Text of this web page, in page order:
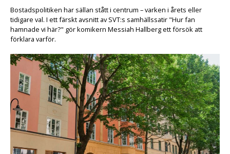
Bostadspolitiken har sällan stått i centrum – varken i årets eller
tidigare val. I ett färskt avsnitt av SVT:s samhällssatir "Hur fan
hamnade vi här?" gör komikern Messiah Hallberg ett försök att
förklara varför.